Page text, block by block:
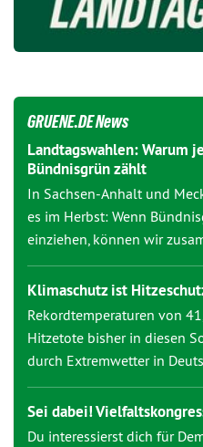
GRUENE.DE News
Landtagswahlen: Warum
Bündnisgrün zählt
In Sachsen-Anhalt und
es im Herbst: Wenn
einziehen, können wir
Klimaschutz ist
Rekordtemperaturen von
Hitzetote bisher in diesen
durch Extremwetter in
Sei dabei!
Du interessierst dich für